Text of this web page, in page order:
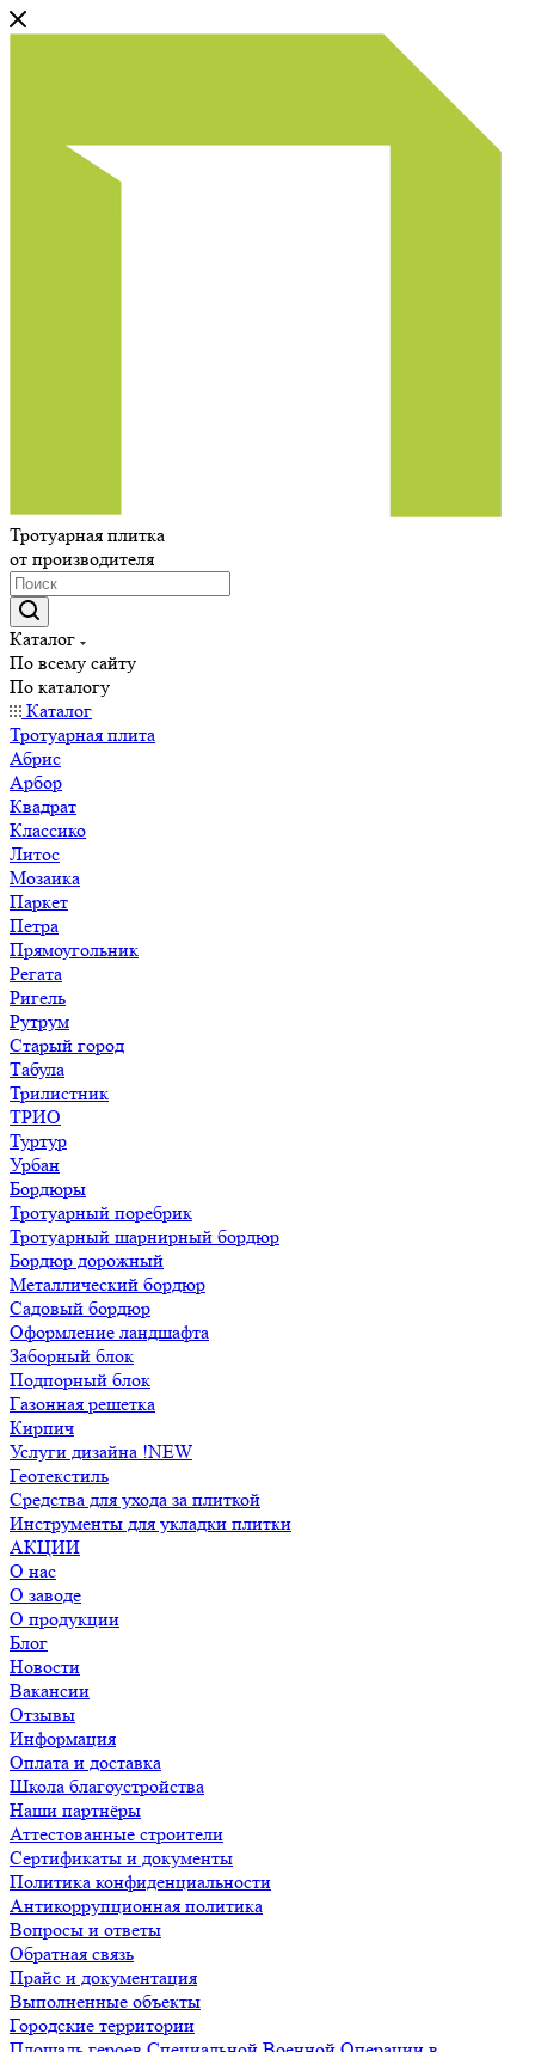
Тротуарная плитка
от производителя
Каталог
По всему сайту
По каталогу
Каталог
Тротуарная плита
Абрис
Арбор
Квадрат
Классико
Литос
Мозаика
Паркет
Петра
Прямоугольник
Регата
Ригель
Рутрум
Старый город
Табула
Трилистник
ТРИО
Туртур
Урбан
Бордюры
Тротуарный поребрик
Тротуарный шарнирный бордюр
Бордюр дорожный
Металлический бордюр
Садовый бордюр
Оформление ландшафта
Заборный блок
Подпорный блок
Газонная решетка
Кирпич
Услуги дизайна !NEW
Геотекстиль
Средства для ухода за плиткой
Инструменты для укладки плитки
АКЦИИ
О нас
О заводе
О продукции
Блог
Новости
Вакансии
Отзывы
Информация
Оплата и доставка
Школа благоустройства
Наши партнёры
Аттестованные строители
Сертификаты и документы
Политика конфиденциальности
Антикоррупционная политика
Вопросы и ответы
Обратная связь
Прайс и документация
Выполненные объекты
Городские территории